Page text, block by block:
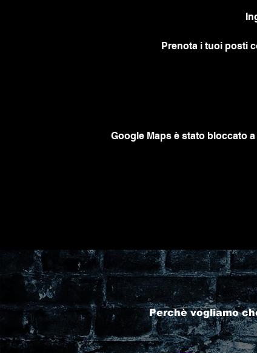
Prenota i tuoi posti
Google Maps è stato bloccato
Perchè vogliamo